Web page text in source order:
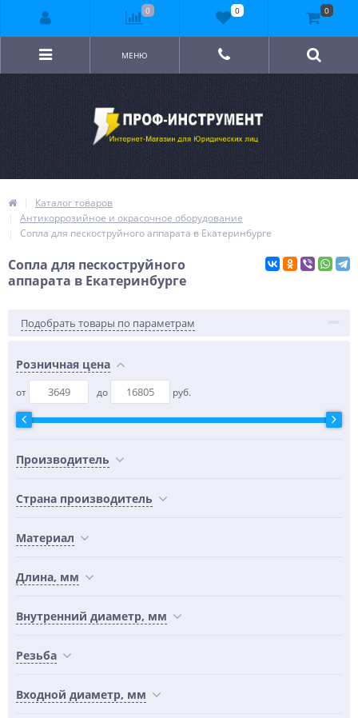
МЕНЮ
Каталог товаров
Антикоррозийное и окрасочное оборудование
Сопла для пескоструйного аппарата в Екатеринбурге
Сопла для пескоструйного
аппарата в Екатеринбурге
Подобрать товары по параметрам
Розничная цена
от до руб.
Производитель
Страна производитель
Материал
Длина, мм
Внутренний диаметр, мм
Резьба
Входной диаметр, мм
0 0 0